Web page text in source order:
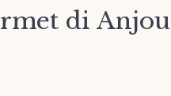
di Anjou